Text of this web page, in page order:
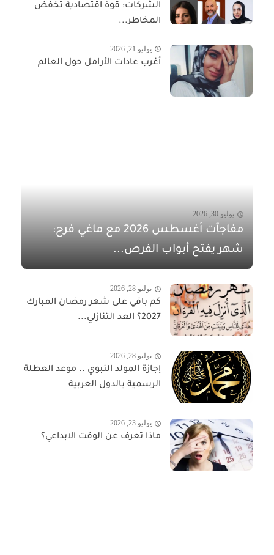
الشركات: قوة اقتصادية تخفّض
المخاطر...
يوليو 21, 2026
أغرب عادات الأرامل حول العالم
يوليو 30, 2026
مفاجآت أغسطس 2026 مع ماغي فرح:
شهر يفتح أبواب الفرص...
يوليو 28, 2026
كم باقي على شهر رمضان المبارك
2027؟ العد التنازلي...
يوليو 28, 2026
إجازة المولد النبوي .. موعد العطلة
الرسمية بالدول العربية
يوليو 23, 2026
ماذا تعرف عن الوقت الابداعي؟